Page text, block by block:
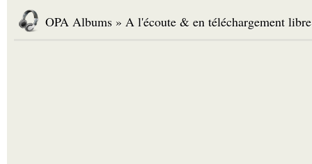
OPA Albums » A l'écoute & en téléchargement